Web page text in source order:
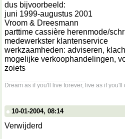
dus bijvoorbeeld:
juni 1999-augustus 2001
Vroom & Dreesmann
parttime cassière herenmode/
medewerkster klantenservice
werkzaamheden: adviseren,
mogelijke verkoophandelingen,
zoiets
Dream as if you'll live forever, live as if you'll
10-01-2004, 08:14
Verwijderd